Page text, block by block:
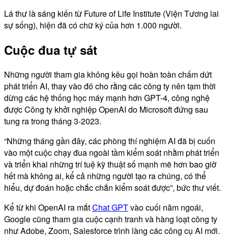
Lá thư là sáng kiến từ Future of Life Institute (Viện Tương lai
sự sống), hiện đã có chữ ký của hơn 1.000 người.
Cuộc đua tự sát
Những người tham gia không kêu gọi hoàn toàn chấm dứt
phát triển AI, thay vào đó cho rằng các công ty nên tạm thời
dừng các hệ thống học máy mạnh hơn GPT-4, công nghệ
được Công ty khởi nghiệp OpenAI do Microsoft đứng sau
tung ra trong tháng 3-2023.
“Những tháng gần đây, các phòng thí nghiệm AI đã bị cuốn
vào một cuộc chạy đua ngoài tầm kiểm soát nhằm phát triển
và triển khai những trí tuệ kỹ thuật số mạnh mẽ hơn bao giờ
hết mà không ai, kể cả những người tạo ra chúng, có thể
hiểu, dự đoán hoặc chắc chắn kiểm soát được”, bức thư viết.
Kể từ khi OpenAI ra mắtChat GPTvào cuối năm ngoái,
Google cũng tham gia cuộc cạnh tranh và hàng loạt công ty
như Adobe, Zoom, Salesforce trình làng các công cụ AI mới.